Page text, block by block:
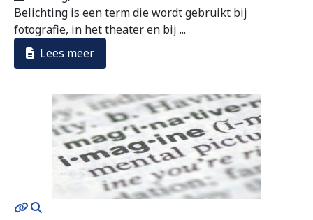
Belichting is een term die wordt gebruikt bij
fotografie, in het theater en bij ...
Lees meer
MOD_JTCS_VIEW_ARTICLE_LINK